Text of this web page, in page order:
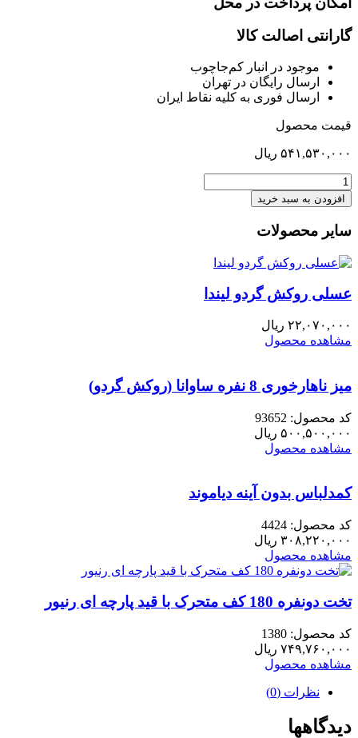
گارانتی اصالت کالا
موجود در انبار کم‌‌جاچوب
ارسال رایگان در تهران
ارسال فوری به کلیه نقاط ایران
قیمت محصول
۵۴۱,۵۳۰,۰۰۰ ریال
تخت
140
آیدا
براق
کف
متحرک
عدد
افزودن به سبد خرید
سایر محصولات
عسلی روکش گردو لیندا
۲۲,۰۷۰,۰۰۰ ریال
مشاهده محصول
میز ناهارخوری 8 نفره ساوانا (روکش گردو)
کد محصول: 93652
۵۰۰,۵۰۰,۰۰۰ ریال
مشاهده محصول
کمدلباس بدون آینه دیاموند
کد محصول: 4424
۳۰۸,۲۲۰,۰۰۰ ریال
مشاهده محصول
تخت دونفره 180 کف متحرک با قید پارچه ای رنیور
کد محصول: 1380
۷۴۹,۷۶۰,۰۰۰ ریال
مشاهده محصول
نظرات (0)
دیدگاهها